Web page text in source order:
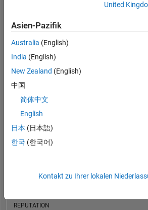
BEITRÄGE L
0
1
2
REPUTATION
United
Asien-Pazifik
Australia (English)
India (English)
New Zealand (English)
中国
简体中文
English
日本 (日本語)
한국 (한국어)
Kontakt zu Ihrer lokalen